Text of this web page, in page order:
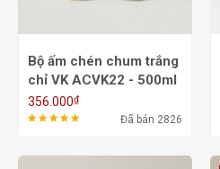
Bộ ấm chén chum trắng
chỉ VK ACVK22 - 500ml
356.000₫
Đã bán 2826